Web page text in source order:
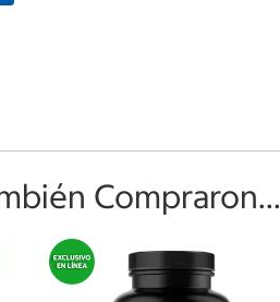
Compraron...